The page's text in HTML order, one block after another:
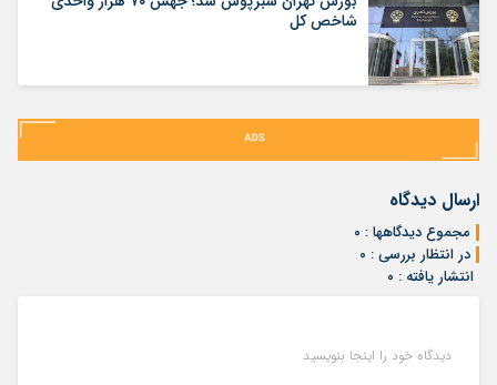
شاخص کل
ارسال دیدگاه
مجموع دیدگاهها : ۰
در انتظار بررسی : ۰
انتشار یافته : ۰
دیدگاه خود را اینجا بنویسید